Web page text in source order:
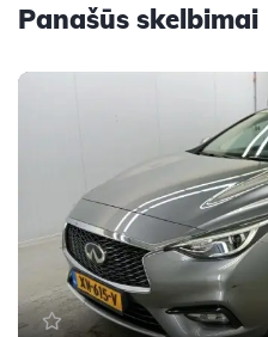
Panašūs skelbimai